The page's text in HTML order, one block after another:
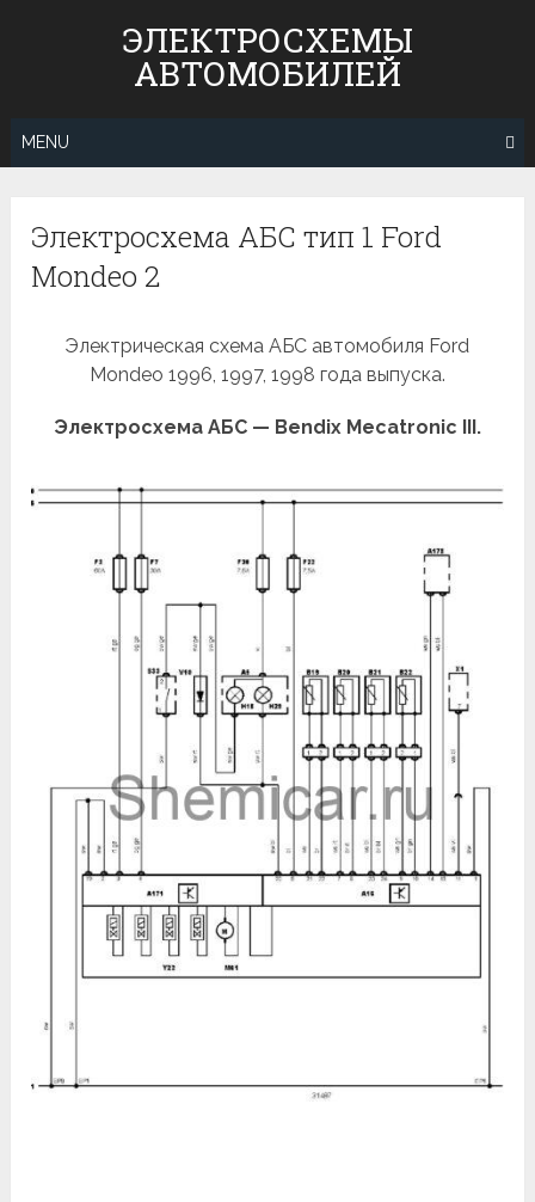
ЭЛЕКТРОСХЕМЫ
АВТОМОБИЛЕЙ
MENU
Электросхема АБС тип 1 Ford
Mondeo 2
Электрическая схема АБС автомобиля Ford
Mondeo 1996, 1997, 1998 года выпуска.
Электросхема АБС — Bendix Mecatronic III.